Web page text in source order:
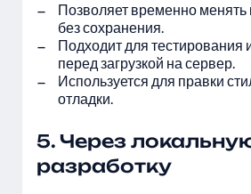
Позволяет временно менять
без сохранения.
Подходит для тестирования
перед загрузкой на сервер.
Используется для правки
отладки.
5. Через
разработку